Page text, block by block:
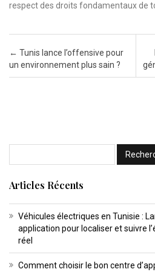
respect des droits fondamentaux de
Post navigation
← Tunis lance l’offensive pour
un environnement plus sain ?
Articles Récents
Véhicules électriques en Tunisie :
application pour localiser et suivre
réel
Comment choisir le bon centre